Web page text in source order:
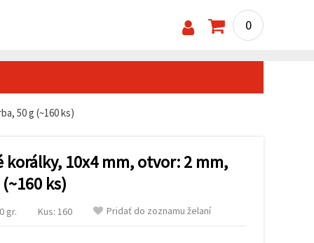
0
50 g (~160 ks)
10x4 mm, otvor: 2 mm,
ks)
gr. Kus: 160 Pridať do zoznamu želaní